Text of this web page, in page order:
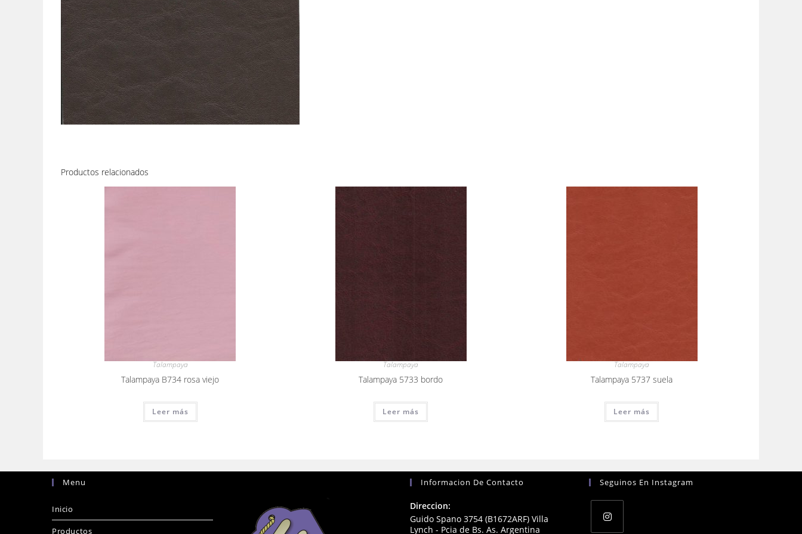
Productos relacionados
Talampaya
Talampaya B734 rosa viejo
Leer más
Talampaya
Talampaya 5733 bordo
Leer más
Talampaya
Talampaya 5737 suela
Leer más
Menu
Inicio
Productos
Informacion De Contacto
Direccion:
Guido Spano 3754 (B1672ARF) Villa
Lynch - Pcia de Bs. As. Argentina
Seguinos En Instagram